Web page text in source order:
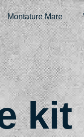
Montature Mare
kit